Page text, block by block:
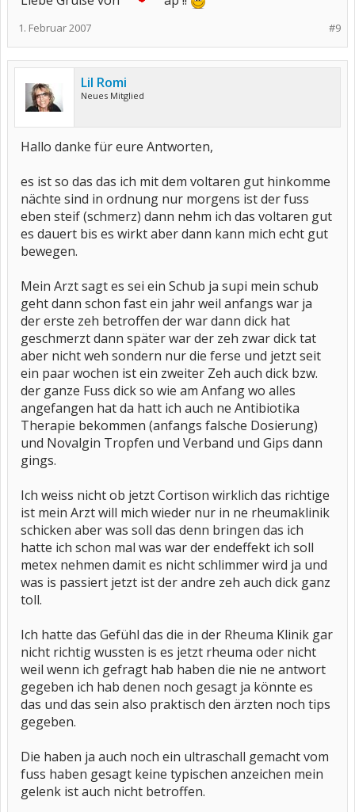
#9
1. Februar 2007
Lil Romi
Neues Mitglied
Hallo danke für eure Antworten,
es ist so das das ich mit dem voltaren gut hinkomme
nächte sind in ordnung nur morgens ist der fuss
eben steif (schmerz) dann nehm ich das voltaren gut
es dauert bis es wirkt aber dann kann mich echt gut
bewegen.
Mein Arzt sagt es sei ein Schub ja supi mein schub
geht dann schon fast ein jahr weil anfangs war ja
der erste zeh betroffen der war dann dick hat
geschmerzt dann später war der zeh zwar dick tat
aber nicht weh sondern nur die ferse und jetzt seit
ein paar wochen ist ein zweiter Zeh auch dick bzw.
der ganze Fuss dick so wie am Anfang wo alles
angefangen hat da hatt ich auch ne Antibiotika
Therapie bekommen (anfangs falsche Dosierung)
und Novalgin Tropfen und Verband und Gips dann
gings.
Ich weiss nicht ob jetzt Cortison wirklich das richtige
ist mein Arzt will mich wieder nur in ne rheumaklinik
schicken aber was soll das denn bringen das ich
hatte ich schon mal was war der endeffekt ich soll
metex nehmen damit es nicht schlimmer wird ja und
was is passiert jetzt ist der andre zeh auch dick ganz
toll.
Ich hatte das Gefühl das die in der Rheuma Klinik gar
nicht richtig wussten is es jetzt rheuma oder nicht
weil wenn ich gefragt hab haben die nie ne antwort
gegeben ich hab denen noch gesagt ja könnte es
das und das sein also praktisch den ärzten noch tips
gegeben.
Die haben ja auch noch ein ultraschall gemacht vom
fuss haben gesagt keine typischen anzeichen mein
gelenk ist auch nicht betroffen.